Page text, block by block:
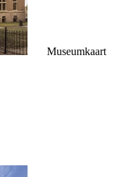
Museumkaart